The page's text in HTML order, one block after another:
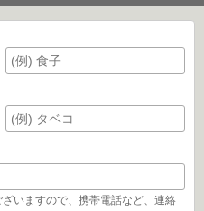
いますので、携帯電話など、連絡